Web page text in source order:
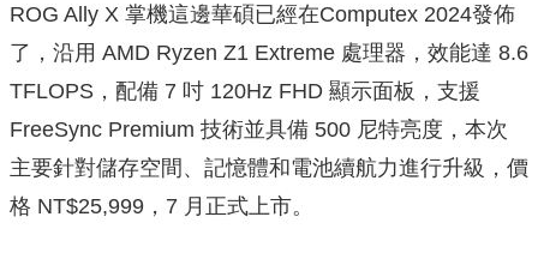
ROG Ally X 掌機這邊華碩已經在Computex 2024發佈
了，沿用 AMD Ryzen Z1 Extreme 處理器，效能達 8.6
TFLOPS，配備 7 吋 120Hz FHD 顯示面板，支援
FreeSync Premium 技術並具備 500 尼特亮度，本次
主要針對儲存空間、記憶體和電池續航力進行升級，價
格 NT$25,999，7 月正式上市。